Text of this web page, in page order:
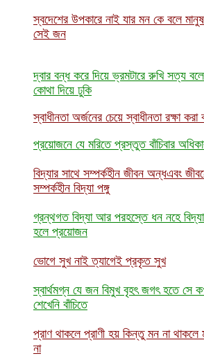
স্বদেশের উপকারে নাই যার মন কে বলে
সেই জন
দ্বার বন্ধ করে দিয়ে ভ্রমটারে রুখি সত্য
কোথা দিয়ে ঢুকি
স্বাধীনতা অর্জনের চেয়ে স্বাধীনতা রক্ষা করা
প্রয়োজনে যে মরিতে প্রস্তুত বাঁচিবার
বিদ্যার সাথে সম্পর্কহীন জীবন অন্ধএবং
সম্পর্কহীন বিদ্যা পঙ্গু
গ্রন্থগত বিদ্যা আর পরহস্তে ধন নহে
হলে প্রয়োজন
ভোগে সুখ নাই ত্যাগেই প্রকৃত সুখ
স্বার্থমগ্ন যে জন বিমুখ বৃহৎ জগৎ হতে সে
শেখেনি বাঁচিতে
প্রাণ থাকলে প্রাণী হয় কিন্তু মন না থাকলে
না